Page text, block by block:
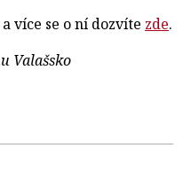
více se o ní dozvíte zde.
Valašsko